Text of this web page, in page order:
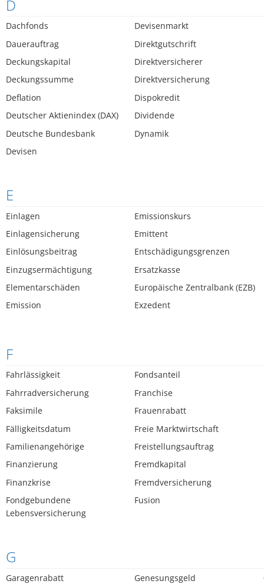
D
Dachfonds
Dauerauftrag
Deckungskapital
Deckungssumme
Deflation
Deutscher Aktienindex (DAX)
Deutsche Bundesbank
Devisen
Devisenmarkt
Direktgutschrift
Direktversicherer
Direktversicherung
Dispokredit
Dividende
Dynamik
E
Einlagen
Einlagensicherung
Einlösungsbeitrag
Einzugsermächtigung
Elementarschäden
Emission
Emissionskurs
Emittent
Entschädigungsgrenzen
Ersatzkasse
Europäische Zentralbank (EZB)
Exzedent
F
Fahrlässigkeit
Fahrradversicherung
Faksimile
Fälligkeitsdatum
Familienangehörige
Finanzierung
Finanzkrise
Fondgebundene
Lebensversicherung
Fondsanteil
Franchise
Frauenrabatt
Freie Marktwirtschaft
Freistellungsauftrag
Fremdkapital
Fremdversicherung
Fusion
G
Garagenrabatt
Genesungsgeld